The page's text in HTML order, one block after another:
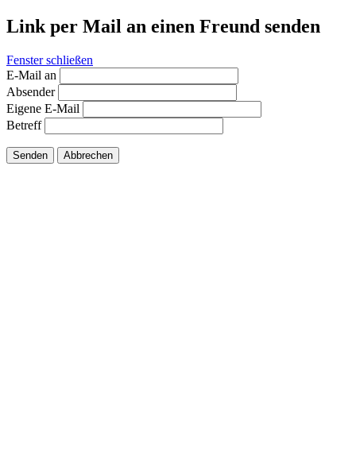
Link per Mail an einen Freund senden
Fenster schließen
E-Mail an
Absender
Eigene E-Mail
Betreff
Senden Abbrechen